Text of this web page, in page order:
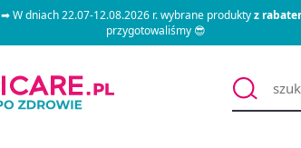
➡ W dniach 22.07-12.08.2026 r. wybrane produktyz
przygotowaliśmy 😎